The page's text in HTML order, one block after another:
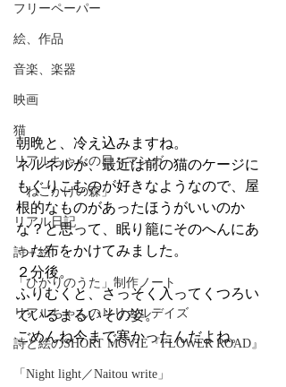
フリーペーパー
絵、作品
音楽、楽器
映画
猫
リアルちゃんの日々マンガ
「ねこかげの森」
リアル日記
詩＋絵
「ひかりのうた」制作ノート
リアルちゃんのリリカルデイズ
詩と絵のSHORT MOVIE『FLOWER ROAD』
「Night light／Naitou write」
朝晩と、冷え込みますね。
ネルネルが、最近は前の猫のケージに
もぐりこむのが好きなようなので、屋
根的なものがあったほうがいいのか
な？と思って、眠り籠にそのへんにあ
った布をかけてみました。
２分後。
ふりむくと、さっそく入ってくつろい
でいるまるいその姿。
ごめんね今まで寒かったんだよね。